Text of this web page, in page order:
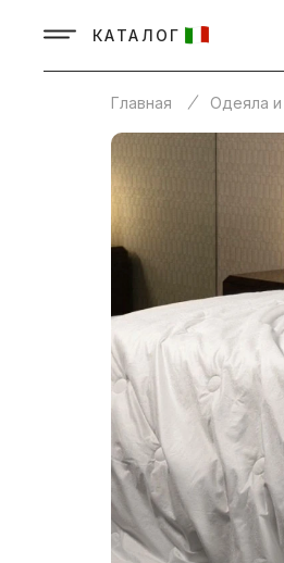
КАТАЛОГ
Главная Одеяла